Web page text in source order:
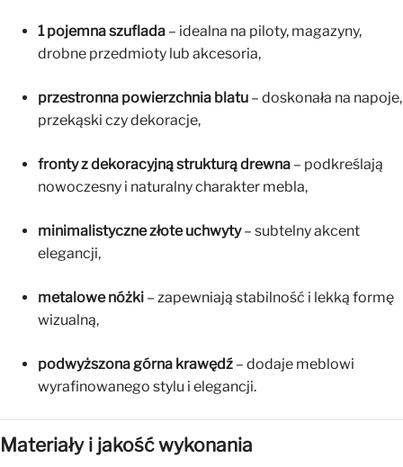
1 pojemna szuflada – idealna na piloty, magazyny,
drobne przedmioty lub akcesoria,
przestronna powierzchnia blatu – doskonała na napoje,
przekąski czy dekoracje,
fronty z dekoracyjną strukturą drewna – podkreślają
nowoczesny i naturalny charakter mebla,
minimalistyczne złote uchwyty– subtelny akcent
elegancji,
metalowe nóżki – zapewniają stabilność i lekką formę
wizualną,
podwyższona górna krawędź – dodaje meblowi
wyrafinowanego stylu i elegancji.
Materiały i jakość wykonania